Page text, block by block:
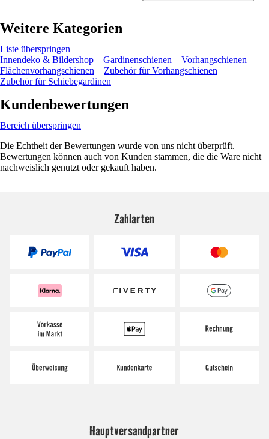
Weitere Kategorien
Liste überspringen
Innendeko & Bildershop
Gardinenschienen
Vorhangschienen
Flächenvorhangschienen
Zubehör für Vorhangschienen
Zubehör für Schiebegardinen
Kundenbewertungen
Bereich überspringen
Die Echtheit der Bewertungen wurde von uns nicht überprüft.
Bewertungen können auch von Kunden stammen, die die Ware nicht
nachweislich genutzt oder gekauft haben.
Zahlarten
Hauptversandpartner